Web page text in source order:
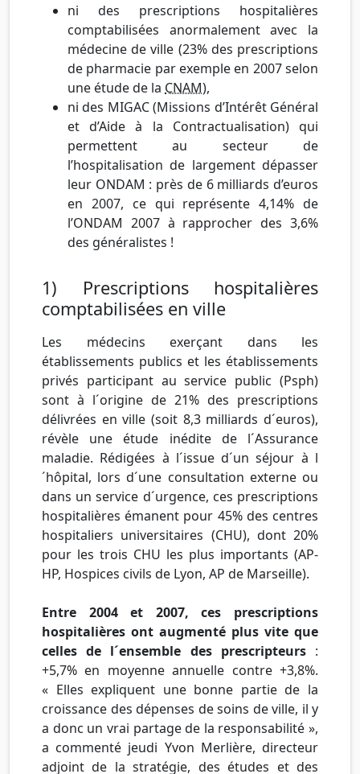
ni des prescriptions hospitalières
comptabilisées anormalement avec la
médecine de ville (23% des prescriptions
de pharmacie par exemple en 2007 selon
une étude de la CNAM),
ni des MIGAC (Missions d’Intérêt Général
et d’Aide à la Contractualisation) qui
permettent au secteur de
l’hospitalisation de largement dépasser
leur ONDAM : près de 6 milliards d’euros
en 2007, ce qui représente 4,14% de
l’ONDAM 2007 à rapprocher des 3,6%
des généralistes !
1) Prescriptions hospitalières
comptabilisées en ville
Les médecins exerçant dans les
établissements publics et les établissements
privés participant au service public (Psph)
sont à l´origine de 21% des prescriptions
délivrées en ville (soit 8,3 milliards d´euros),
révèle une étude inédite de l´Assurance
maladie. Rédigées à l´issue d´un séjour à l
´hôpital, lors d´une consultation externe ou
dans un service d´urgence, ces prescriptions
hospitalières émanent pour 45% des centres
hospitaliers universitaires (CHU), dont 20%
pour les trois CHU les plus importants (AP-
HP, Hospices civils de Lyon, AP de Marseille).
Entre 2004 et 2007, ces prescriptions
hospitalières ont augmenté plus vite que
celles de l´ensemble des prescripteurs:
+5,7% en moyenne annuelle contre +3,8%.
« Elles expliquent une bonne partie de la
croissance des dépenses de soins de ville, il y
a donc un vrai partage de la responsabilité »,
a commenté jeudi Yvon Merlière, directeur
adjoint de la stratégie, des études et des